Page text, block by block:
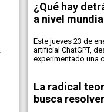
¿Qué hay
a nivel
Este jueves 23 de
artificial ChatGPT,
experimentado una
La radical
busca